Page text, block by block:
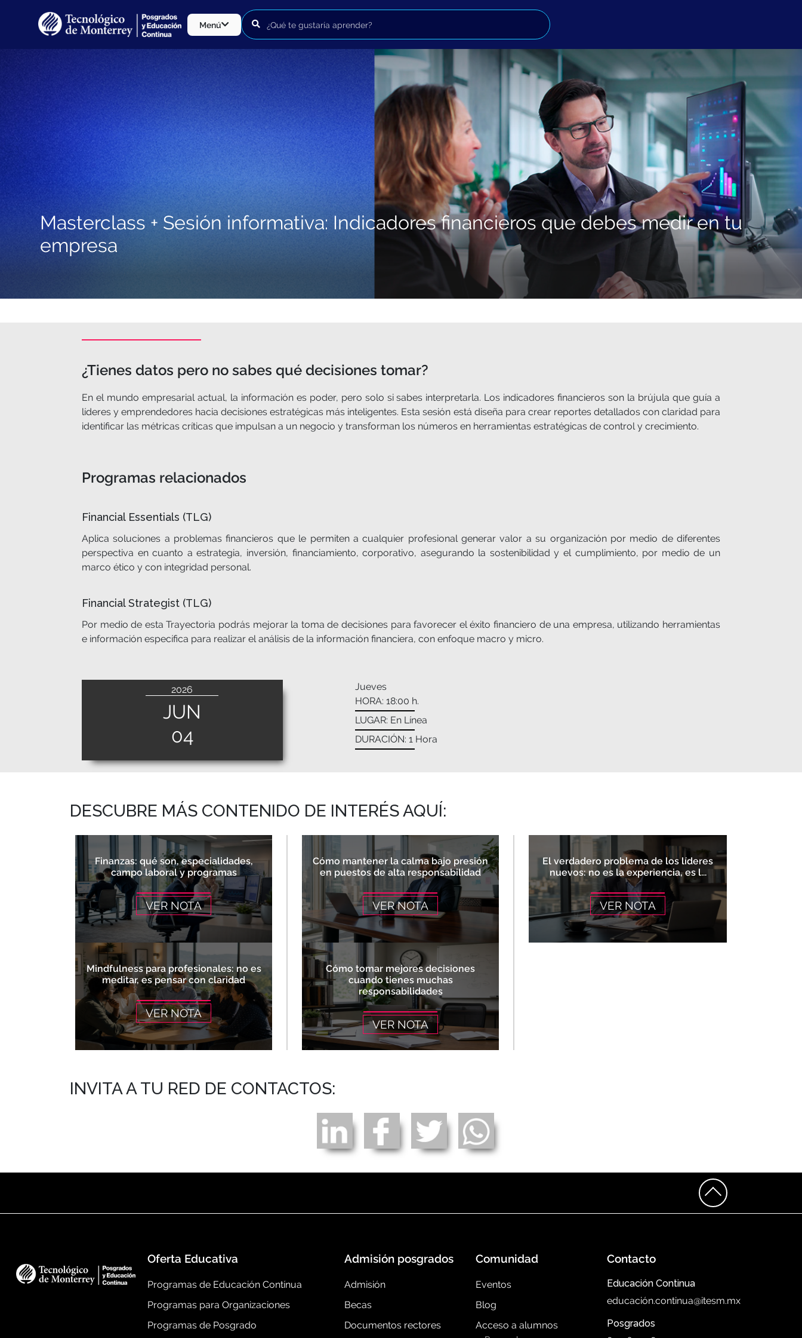
Menú
Masterclass + Sesión informativa: Indicadores financieros que debes medir en tu
empresa
¿Tienes datos pero no sabes qué decisiones tomar?
En el mundo empresarial actual, la información es poder, pero solo si sabes interpretarla. Los indicadores financieros son la brújula que guía a
líderes y emprendedores hacia decisiones estratégicas más inteligentes. Esta sesión está diseña para crear reportes detallados con claridad para
identificar las métricas críticas que impulsan a un negocio y transforman los números en herramientas estratégicas de control y crecimiento.
Programas relacionados
Financial Essentials (TLG)
Aplica soluciones a problemas financieros que le permiten a cualquier profesional generar valor a su organización por medio de diferentes
perspectiva en cuanto a estrategia, inversión, financiamiento, corporativo, asegurando la sostenibilidad y el cumplimiento, por medio de un
marco ético y con integridad personal.
Financial Strategist (TLG)
Por medio de esta Trayectoria podrás mejorar la toma de decisiones para favorecer el éxito financiero de una empresa, utilizando herramientas
e información específica para realizar el análisis de la información financiera, con enfoque macro y micro.
2026
JUN
04
Jueves
HORA: 18:00 h.
LUGAR: En Línea
DURACIÓN: 1 Hora
DESCUBRE MÁS CONTENIDO DE INTERÉS AQUÍ:
Finanzas: qué son, especialidades,
campo laboral y programas
VER NOTA
Cómo mantener la calma bajo presión
en puestos de alta responsabilidad
VER NOTA
El verdadero problema de los líderes
nuevos: no es la experiencia, es l...
VER NOTA
Mindfulness para profesionales: no es
meditar, es pensar con claridad
VER NOTA
Cómo tomar mejores decisiones
cuando tienes muchas
responsabilidades
VER NOTA
INVITA A TU RED DE CONTACTOS:
Oferta Educativa
Programas de Educación Contínua
Programas para Organizaciones
Programas de Posgrado
Admisión posgrados
Admisión
Becas
Documentos rectores
Comunidad
Eventos
Blog
Acceso a alumnos
Contacto
Educación Continua
educación.continua@itesm.mx
Posgrados